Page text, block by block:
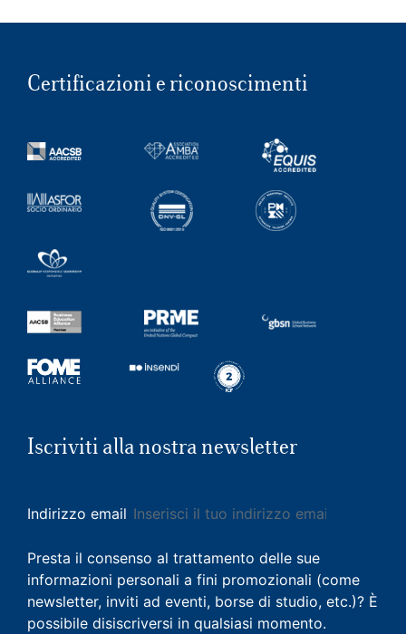
Certificazioni e riconoscimenti
Iscriviti alla nostra newsletter
Indirizzo email
Presta il consenso al trattamento delle sue
informazioni personali a fini promozionali (come
newsletter, inviti ad eventi, borse di studio, etc.)? È
possibile disiscriversi in qualsiasi momento.